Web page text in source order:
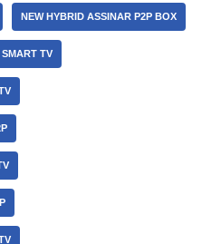
NEW HYBRID ASSINAR P2P BOX
TV